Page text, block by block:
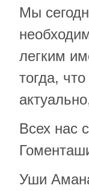
Мы
легким
тогда,
Всех нас
Уши